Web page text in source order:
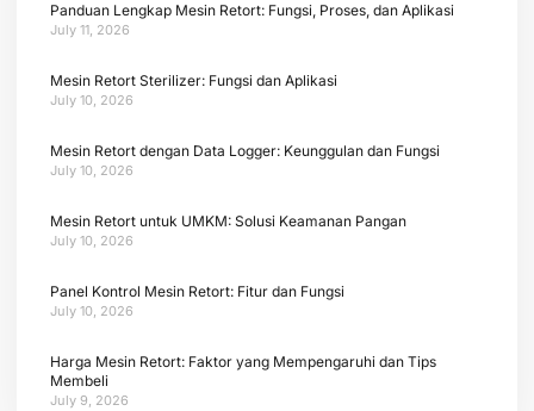
Panduan Lengkap Mesin Retort: Fungsi, Proses, dan Aplikasi
July 11, 2026
Mesin Retort Sterilizer: Fungsi dan Aplikasi
July 10, 2026
Mesin Retort dengan Data Logger: Keunggulan dan Fungsi
July 10, 2026
Mesin Retort untuk UMKM: Solusi Keamanan Pangan
July 10, 2026
Panel Kontrol Mesin Retort: Fitur dan Fungsi
July 10, 2026
Harga Mesin Retort: Faktor yang Mempengaruhi dan Tips
Membeli
July 9, 2026